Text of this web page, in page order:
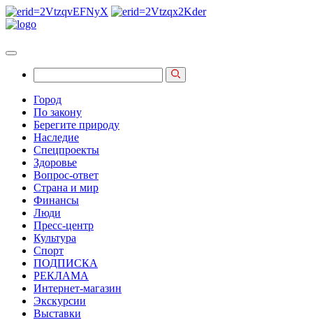
Город
По закону
Берегите природу
Наследие
Спецпроекты
Здоровье
Вопрос-ответ
Страна и мир
Финансы
Люди
Пресс-центр
Культура
Спорт
ПОДПИСКА
РЕКЛАМА
Интернет-магазин
Экскурсии
Выставки